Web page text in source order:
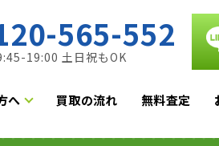
565-552
19:00 土日祝もOK
へ 買取の流れ 無料査定